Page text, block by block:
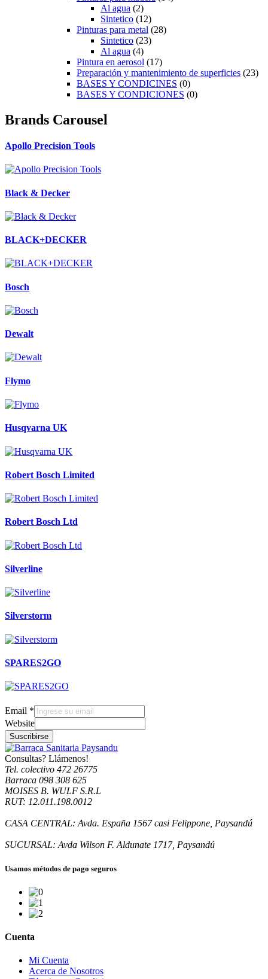
Al agua (2)
Sintetico (12)
Pinturas para metal (28)
Sintetico (23)
Al agua (4)
Pintura en aerosol (17)
Preparación y mantenimiento de superficies (23)
BASES Y CONDICINES (0)
BASES Y CONDICIONES (0)
Brands Carousel
Apollo Precision Tools
Black & Decker
BLACK+DECKER
Bosch
Dewalt
Flymo
Husqvarna UK
Robert Bosch Limited
Robert Bosch Ltd
Silverline
Silverstorm
SPARES2GO
Email *
Website
Suscribirse
Consultas? Llámenos!
Tel. colectivo 472 26775
Barraca 098 308 625
MOISES B. WULF S.R.L
RUT: 12.011.198.0012
CASA CENTRAL: Avda. España 1567 casi Felippone, Paysandú
SUCURSAL: Avda Wilson F. Aldunate 1717, Paysandú
Usamos métodos de pago seguros
Cuenta
Mi Cuenta
Acerca de Nosotros